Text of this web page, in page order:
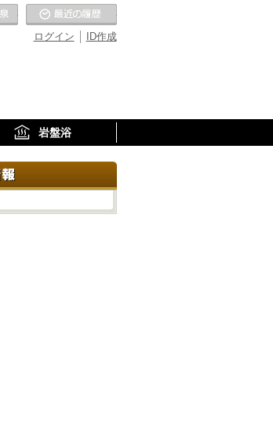
ID作成
ログイン
お気に入りの温泉
岩盤浴